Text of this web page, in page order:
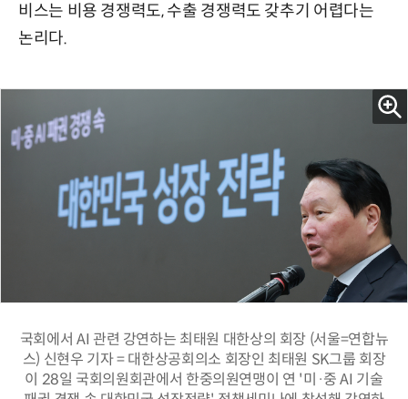
비스는 비용 경쟁력도, 수출 경쟁력도 갖추기 어렵다는
논리다.
국회에서 AI 관련 강연하는 최태원 대한상의 회장 (서울=연합뉴
스) 신현우 기자 = 대한상공회의소 회장인 최태원 SK그룹 회장
이 28일 국회의원회관에서 한중의원연맹이 연 '미·중 AI 기술